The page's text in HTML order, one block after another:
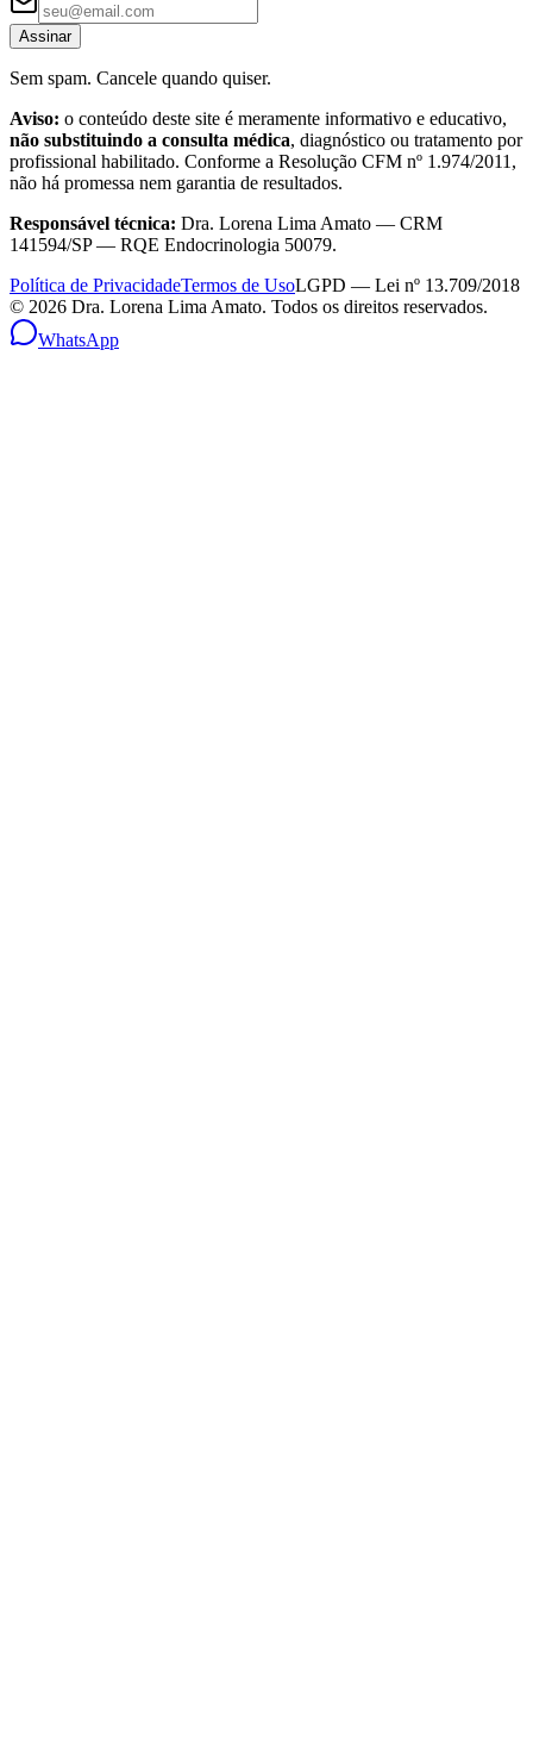
Assinar
Sem spam. Cancele quando quiser.
Aviso: o conteúdo deste site é meramente informativo e educativo,
não substituindo a consulta médica, diagnóstico ou tratamento por
profissional habilitado. Conforme a Resolução CFM nº 1.974/2011,
não há promessa nem garantia de resultados.
Responsável técnica: Dra. Lorena Lima Amato — CRM
141594/SP — RQE Endocrinologia 50079.
Política de PrivacidadeTermos de UsoLGPD — Lei nº 13.709/2018
© 2026 Dra. Lorena Lima Amato. Todos os direitos reservados.
WhatsApp